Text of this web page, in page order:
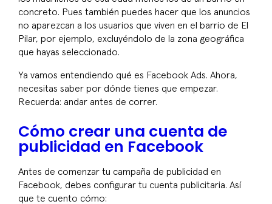
concreto. Pues también puedes hacer que los anuncios
no aparezcan a los usuarios que viven en el barrio de El
Pilar, por ejemplo, excluyéndolo de la zona geográfica
que hayas seleccionado.
Ya vamos entendiendo qué es Facebook Ads. Ahora,
necesitas saber por dónde tienes que empezar.
Recuerda: andar antes de correr.
Cómo crear una cuenta de
publicidad en Facebook
Antes de comenzar tu campaña de publicidad en
Facebook, debes configurar tu cuenta publicitaria. Así
que te cuento cómo: